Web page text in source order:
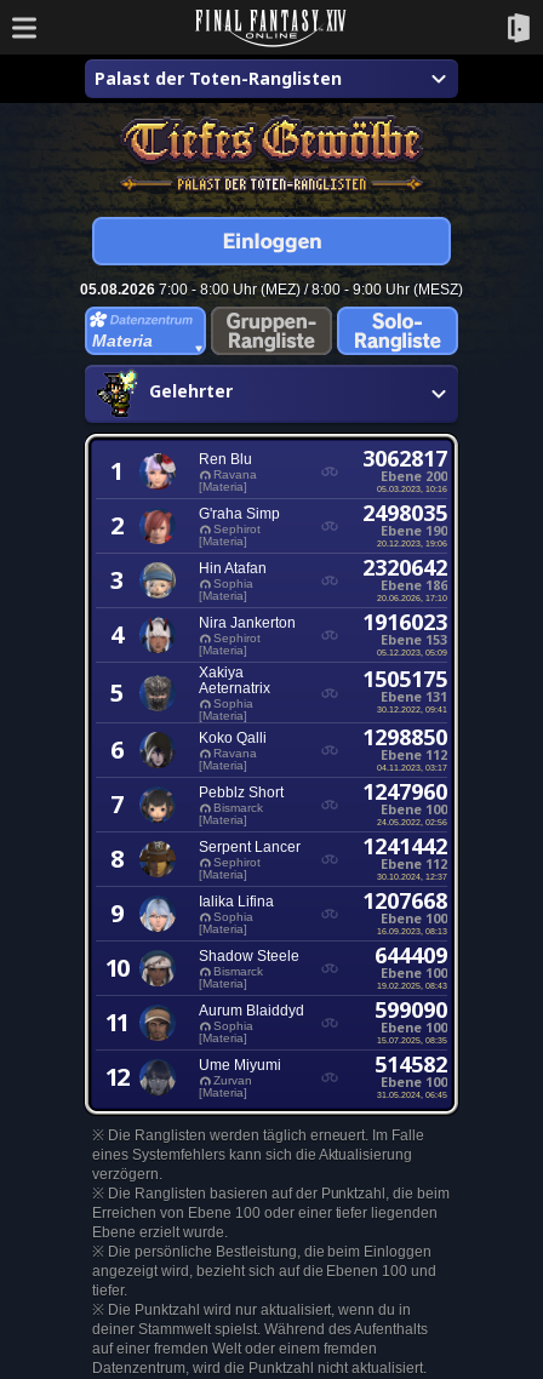
Palast der Toten-Ranglisten
05.08.2026 7:00 - 8:00 Uhr (MEZ) / 8:00 - 9:00 Uhr (MESZ)
Materia
Gelehrter
1 Ren Blu
Ravana
[Materia]
3062817
Ebene 200
05.03.2023, 10:16
2 G'raha Simp
Sephirot
[Materia]
2498035
Ebene 190
20.12.2023, 19:06
3 Hin Atafan
Sophia
[Materia]
2320642
Ebene 186
20.06.2026, 17:10
4 Nira Jankerton
Sephirot
[Materia]
1916023
Ebene 153
05.12.2023, 05:09
5
Xakiya
Aeternatrix
Sophia
[Materia]
1505175
Ebene 131
30.12.2022, 09:41
6 Koko Qalli
Ravana
[Materia]
1298850
Ebene 112
04.11.2023, 03:17
7 Pebblz Short
Bismarck
[Materia]
1247960
Ebene 100
24.05.2022, 02:56
8 Serpent Lancer
Sephirot
[Materia]
1241442
Ebene 112
30.10.2024, 12:37
9 Ialika Lifina
Sophia
[Materia]
1207668
Ebene 100
16.09.2023, 08:13
10 Shadow Steele
Bismarck
[Materia]
644409
Ebene 100
19.02.2025, 08:43
11 Aurum Blaiddyd
Sophia
[Materia]
599090
Ebene 100
15.07.2025, 08:35
12 Ume Miyumi
Zurvan
[Materia]
514582
Ebene 100
31.05.2024, 06:45
※ Die Ranglisten werden täglich erneuert. Im Falle
eines Systemfehlers kann sich die Aktualisierung
verzögern.
※ Die Ranglisten basieren auf der Punktzahl, die beim
Erreichen von Ebene 100 oder einer tiefer liegenden
Ebene erzielt wurde.
※ Die persönliche Bestleistung, die beim Einloggen
angezeigt wird, bezieht sich auf die Ebenen 100 und
tiefer.
※ Die Punktzahl wird nur aktualisiert, wenn du in
deiner Stammwelt spielst. Während des Aufenthalts
auf einer fremden Welt oder einem fremden
Datenzentrum, wird die Punktzahl nicht aktualisiert.